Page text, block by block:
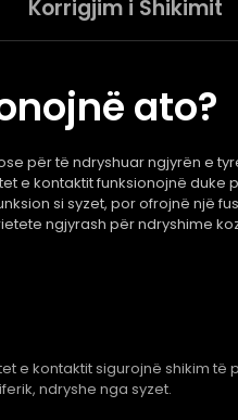
Korrigjim i Shikimit
ato?
për të ndryshuar ngjyrën e
e kontaktit funksionojnë duke
si syzet, por ofrojnë një
ngjyrash për ndryshime
e kontaktit sigurojnë shikim të
ndryshe nga syzet.